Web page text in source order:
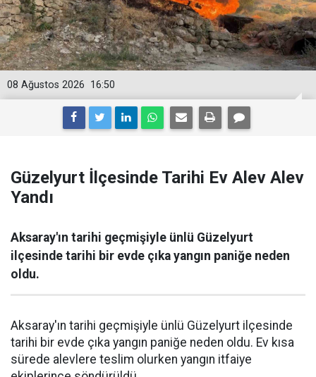
16:50
08 Ağustos 2026
Güzelyurt İlçesinde Tarihi Ev Alev Alev
Yandı
Aksaray'ın tarihi geçmişiyle ünlü Güzelyurt
ilçesinde tarihi bir evde çıka yangın paniğe neden
oldu.
Aksaray'ın tarihi geçmişiyle ünlü Güzelyurt ilçesinde
tarihi bir evde çıka yangın paniğe neden oldu. Ev kısa
sürede alevlere teslim olurken yangın itfaiye